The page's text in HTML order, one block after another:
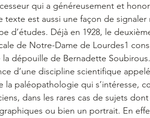
qui a généreusement et
texte est aussi une façon de
d’études. Déjà en 1928, le
de Notre-Dame de Lourdes1
dépouille de Bernadette
d’une discipline scientifique
la paléopathologie qui s’intéresse,
dans les rares cas de sujets
ou bien un portrait. En